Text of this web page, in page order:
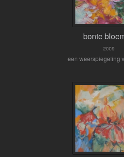
bonte
2009
een weerspiegeling